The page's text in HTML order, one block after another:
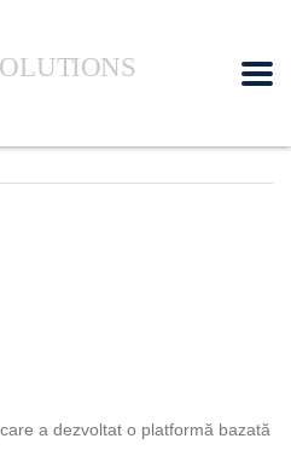
a dezvoltat o platformă bazată